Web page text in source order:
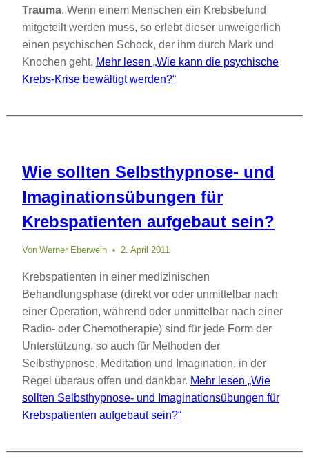
Trauma. Wenn einem Menschen ein Krebsbefund
mitgeteilt werden muss, so erlebt dieser unweigerlich
einen psychischen Schock, der ihm durch Mark und
Knochen geht. Mehr lesen „Wie kann die psychische
Krebs-Krise bewältigt werden?“
Wie sollten Selbsthypnose- und
Imaginationsübungen für
Krebspatienten aufgebaut sein?
Von Werner Eberwein 2. April 2011
Krebspatienten in einer medizinischen
Behandlungsphase (direkt vor oder unmittelbar nach
einer Operation, während oder unmittelbar nach einer
Radio- oder Chemotherapie) sind für jede Form der
Unterstützung, so auch für Methoden der
Selbsthypnose, Meditation und Imagination, in der
Regel überaus offen und dankbar. Mehr lesen „Wie
sollten Selbsthypnose- und Imaginationsübungen für
Krebspatienten aufgebaut sein?“